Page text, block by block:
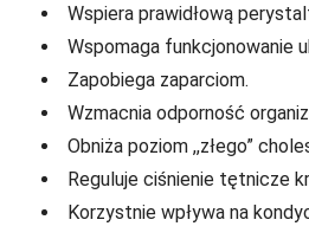
Wspiera prawidłową
Wspomaga funkcjonowanie
Zapobiega zaparciom.
Wzmacnia odporność
Obniża poziom ,,złego”
Reguluje ciśnienie tętnicze
Korzystnie wpływa na